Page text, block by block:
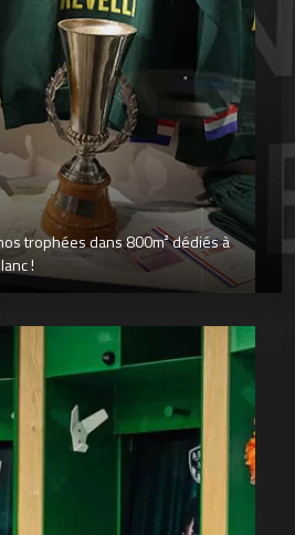
trophées dans 800m² dédiés à
!